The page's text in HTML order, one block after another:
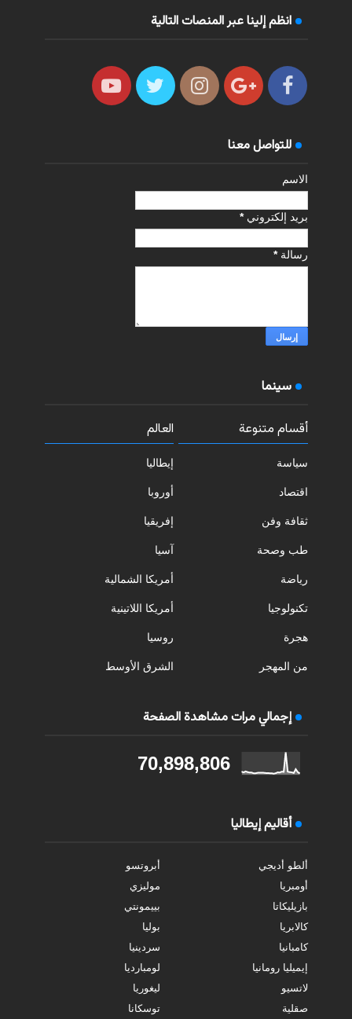
انظم إلينا عبر المنصات التالية
للتواصل معنا
الاسم
بريد إلكتروني*
رسالة*
سينما
أقسام متنوعة
سياسة
اقتصاد
ثقافة وفن
طب وصحة
رياضة
تكنولوجيا
هجرة
من المهجر
العالم
إيطاليا
أوروبا
إفريقيا
آسيا
أمريكا الشمالية
أمريكا اللاتينية
روسيا
الشرق الأوسط
إجمالي مرات مشاهدة الصفحة
70,898,806
أقاليم إيطاليا
ألطو أديجي
أبروتسو
أومبريا
موليزي
بازيليكاتا
بييمونتي
كالابريا
بوليا
كامبانيا
سردينيا
إيميليا رومانيا
لومبارديا
لاتسيو
ليغوريا
صقلية
توسكانا